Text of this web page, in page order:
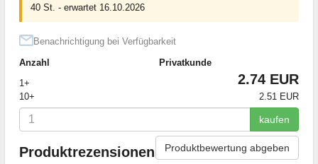
40 St. - erwartet 16.10.2026
Benachrichtigung bei Verfügbarkeit
Anzahl
Privatkunde
1+
2.74 EUR
10+ 2.51 EUR
kaufen
Produktrezensionen Produktbewertung abgeben